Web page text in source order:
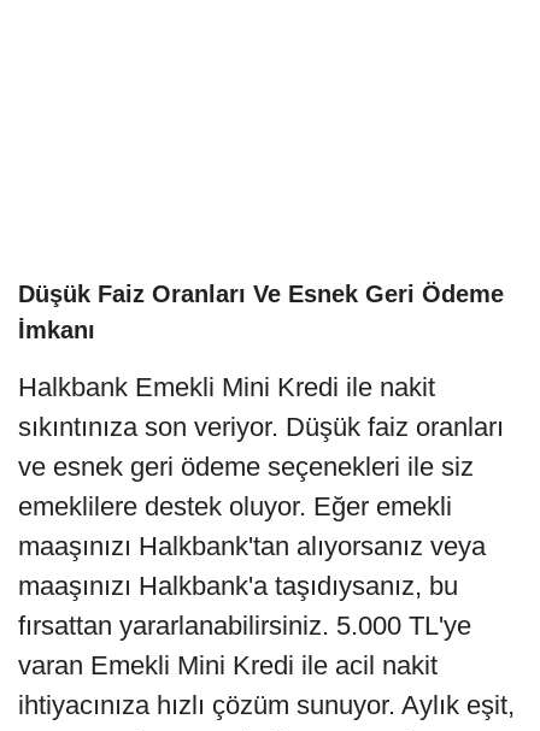
Düşük Faiz Oranları Ve Esnek Geri Ödeme
İmkanı
Halkbank Emekli Mini Kredi ile nakit
sıkıntınıza son veriyor. Düşük faiz oranları
ve esnek geri ödeme seçenekleri ile siz
emeklilere destek oluyor. Eğer emekli
maaşınızı Halkbank'tan alıyorsanız veya
maaşınızı Halkbank'a taşıdıysanız, bu
fırsattan yararlanabilirsiniz. 5.000 TL'ye
varan Emekli Mini Kredi ile acil nakit
ihtiyacınıza hızlı çözüm sunuyor. Aylık eşit,